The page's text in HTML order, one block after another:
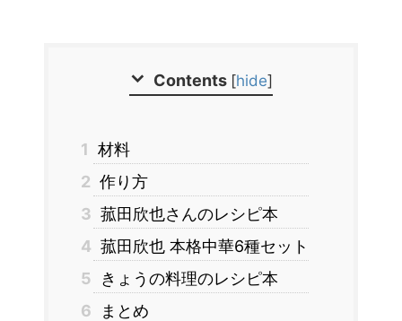
Contents [hide]
1 材料
2 作り方
3 菰田欣也さんのレシピ本
4 菰田欣也 本格中華6種セット
5
きょうの料理のレシピ本
6
まとめ